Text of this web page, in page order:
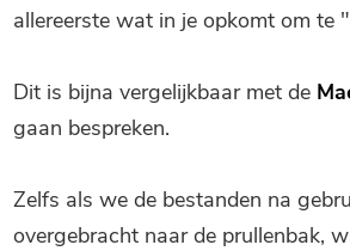
allereerste wat in je opkomt om
Dit is bijna vergelijkbaar met de
gaan bespreken.
Zelfs als we de bestanden na
overgebracht naar de prullenbak,